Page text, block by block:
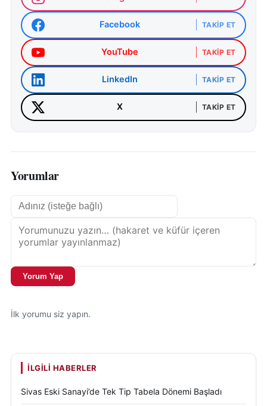
Facebook TAKIP ET
YouTube TAKIP ET
LinkedIn TAKIP ET
X TAKIP ET
Yorumlar
Yorum Yap
İlk yorumu siz yapın.
İLGILI HABERLER
Sivas Eski Sanayi’de Tek Tip Tabela Dönemi Başladı